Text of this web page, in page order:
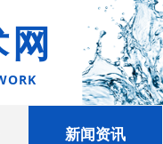
新闻资讯